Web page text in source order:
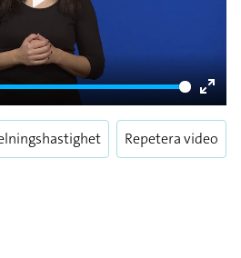
Enter
Repetera video